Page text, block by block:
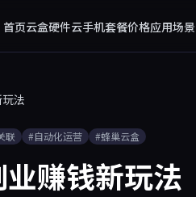
首页云盒硬件云手机套餐价格应用场景
法
联 #自动化运营 #蜂巢云盒
赚钱新玩法